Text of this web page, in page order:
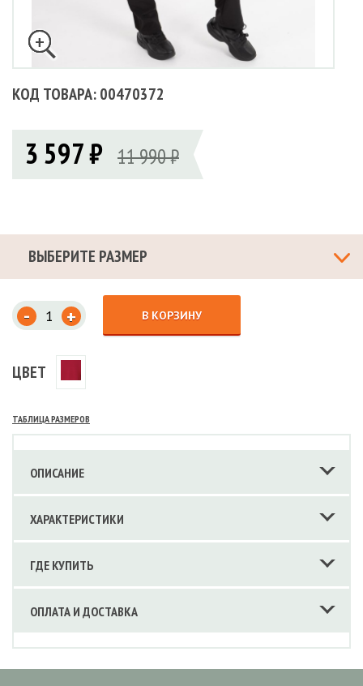
КОД ТОВАРА: 00470372
3 597 ₽ 11 990 ₽
ВЫБЕРИТЕ РАЗМЕР
- + В КОРЗИНУ
ЦВЕТ
ТАБЛИЦА РАЗМЕРОВ
ОПИСАНИЕ
ХАРАКТЕРИСТИКИ
ГДЕ КУПИТЬ
ОПЛАТА И ДОСТАВКА